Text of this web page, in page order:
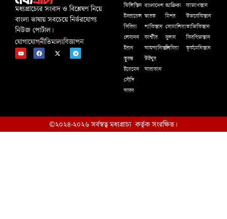
মধ্যপ্রাচ্যের সংবাদ ও বিশ্লেষণ নিয়ে
বাংলা ভাষায় সবচেয়ে নির্ভরযোগ্য
নিউজ পোর্টাল।
যোগাযোগনীতিমালাবিজ্ঞাপন
ফিলিস্তিন
ইসরায়েল
সিরিয়া
লেবানন
ইরান
তুরস্ক
ইয়েমেন
সৌদি
আরব
বাংলাদেশ
ভারত
পাকিস্তান
কাশ্মীর
আফগানিস্তান
উইঘুর
আরাকান
আফ্রিকা
মিশর
সোমালিয়া
সুদান
লিবিয়া
কাজাখস্তান
উজবেকিস্তান
তাজিকিস্তান
কিরগিজস্তান
তূর্কমেনিস্তান
©২০২৪-২০২৬ সর্বস্বত্ব মধ্যপ্রাচ্য কর্তৃক সংরক্ষিত।